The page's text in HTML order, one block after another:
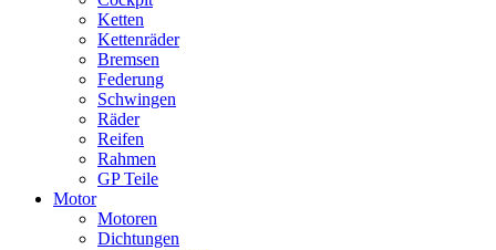
Ketten
Kettenräder
Bremsen
Federung
Schwingen
Räder
Reifen
Rahmen
GP Teile
Motor
Motoren
Dichtungen